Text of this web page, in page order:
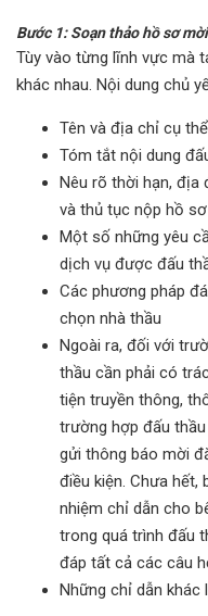
Bước 1: Soạn thảo hồ sơ
Tùy vào từng lĩnh vực mà
khác nhau. Nội dung chủ
Tên và địa chỉ cụ
Tóm tắt nội dung
Nêu rõ thời hạn, địa
và thủ tục nộp hồ
Một số những yêu
dịch vụ được đấu
Các phương pháp
chọn nhà thầu
Ngoài ra, đối với
thầu cần phải có
tiện truyền thông,
trường hợp đấu
gửi thông báo mời
điều kiện. Chưa hết,
nhiệm chỉ dẫn cho
trong quá trình đấu
đáp tất cả các câu
Những chỉ dẫn khác